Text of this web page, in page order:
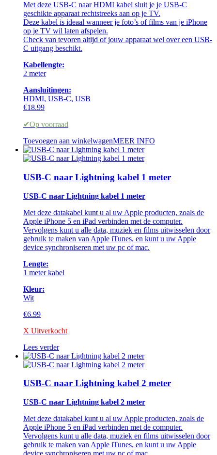
Met deze USB-C naar HDMI kabel sluit je je USB-C
geschikte apparaat rechtstreeks aan op je TV.
Deze kabel is ideaal wanneer je foto’s of films van je iPhone
op je TV wil laten afspelen.
Check van tevoren altijd of jouw apparaat wel over een USB-
C uitgang beschikt.
Kabellengte:
2 meter
Aansluitingen:
HDMI, USB-C, USB
€18.99
✔Op voorraad
Toevoegen aan winkelwagenMEER INFO
USB-C naar Lightning kabel 1 meter
USB-C naar Lightning kabel 1 meter
Met deze datakabel kunt u al uw Apple producten, zoals de
Apple iPhone 5 en iPad verbinden met de computer.
Vervolgens kunt u alle data, muziek en films uitwisselen door
gebruik te maken van Apple iTunes, en kunt u uw Apple
device synchroniseren met uw pc of mac.
Lengte:
1 meter kabel
Kleur:
Wit
€6.99
X Uitverkocht
Lees verder
USB-C naar Lightning kabel 2 meter
USB-C naar Lightning kabel 2 meter
Met deze datakabel kunt u al uw Apple producten, zoals de
Apple iPhone 5 en iPad verbinden met de computer.
Vervolgens kunt u alle data, muziek en films uitwisselen door
gebruik te maken van Apple iTunes, en kunt u uw Apple
device synchroniseren met uw pc of mac.